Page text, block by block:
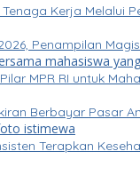
Kerja Melalui
Penampilan
MPR RI untuk
Berbayar Pasar
Terapkan